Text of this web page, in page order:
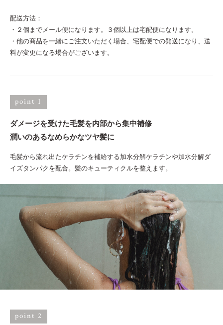
配送方法：
・２個までメール便になります。３個以上は宅配便になります。
・他の商品を一緒にご注文いただく場合、宅配便での発送になり、送
料が変更になる場合がございます。
point 1
ダメージを受けた毛髪を内部から集中補修
潤いのあるなめらかなツヤ髪に
毛髪から流れ出たケラチンを補給する加水分解ケラチンや加水分解ダ
イズタンパクを配合。髪のキューティクルを整えます。
point 2